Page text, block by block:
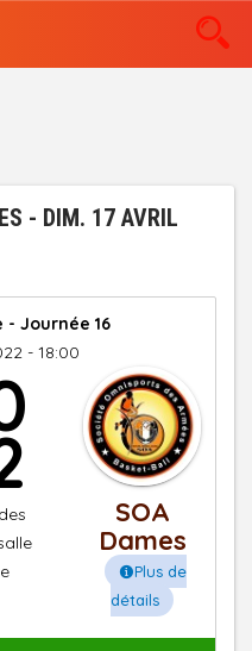
- DIM. 17 AVRIL
- Journée 16
- 18:00
SOA
Dames
Plus de
détails